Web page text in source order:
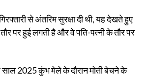
से अंतरिम सुरक्षा दी थी, यह देखते हुए
पर हुई लगती है और वे पति-पत्नी के तौर पर
साल 2025 कुंभ मेले के दौरान मोती बेचने के